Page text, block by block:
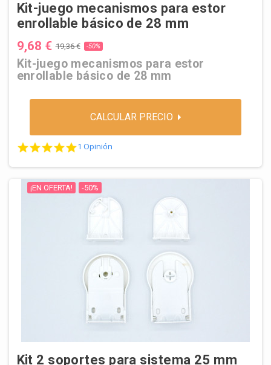
Kit-juego mecanismos para estor
enrollable básico de 28 mm
9,68 € 19,36 € -50%
Kit-juego mecanismos para estor
enrollable básico de 28 mm
CALCULAR PRECIO
5.0 star rating
1 Opinión
¡EN OFERTA! -50%
Kit 2 soportes para sistema 25 mm